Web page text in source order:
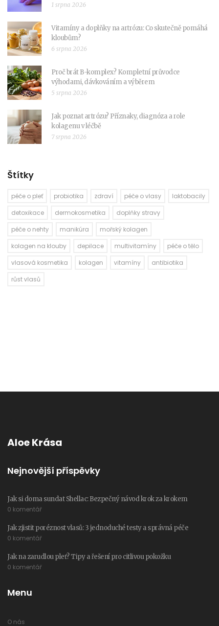
1 srpna 2026
Vitamíny a doplňky na artrózu: Co skutečně pomáhá
kloubům?
6 srpna 2026
Proč brát B-komplex? Kompletní průvodce
výhodami, dávkováním a výběrem
5 srpna 2026
Jak poznat artrózu? Příznaky, diagnóza a role
kolagenu v léčbě
7 srpna 2026
Štítky
péče o pleť probiotika zdraví péče o vlasy
laktobacily
detoxikace
dermokosmetika
doplňky stravy
péče o nehty
manikúra
mořský kolagen
kolagen na klouby
depilace multivitamíny
péče o tělo
vlasová kosmetika
kolagen vitamíny
antibiotika
růst vlasů
Aloe Krása
Nejnovější příspěvky
Jak si doma sundat Shellac: Bezpečný návod krok za krokem
0 komentář
Jak zjistit poréznost vlasů: 3 jednoduché testy a správná péče
0 komentář
Jak na zarudlou pleť? Tipy a řešení pro citlivou pokožku
0 komentář
Menu
O nás